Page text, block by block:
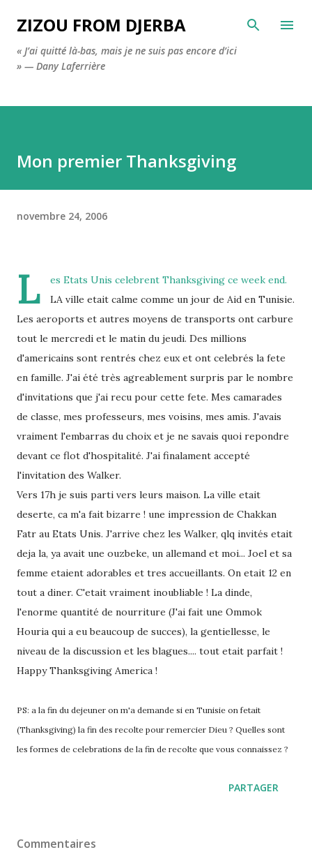
Accéder au contenu principal
ZIZOU FROM DJERBA
« J’ai quitté là-bas, mais je ne suis pas encore d’ici
» — Dany Laferrière
Mon premier Thanksgiving
novembre 24, 2006
L es Etats Unis celebrent Thanksgiving ce week end.
LA ville etait calme comme un jour de Aid en Tunisie.
Les aeroports et autres moyens de transports ont carbure
tout le mercredi et le matin du jeudi. Des millions
d'americains sont rentrés chez eux et ont celebrés la fete
en famille. J'ai été très agreablement surpris par le nombre
d'invitations que j'ai recu pour cette fete. Mes camarades
de classe, mes professeurs, mes voisins, mes amis. J'avais
vraiment l'embarras du choix et je ne savais quoi repondre
devant ce flot d'hospitalité. J'ai finalament accepté
l'invitation des Walker.
Vers 17h je suis parti vers leurs maison. La ville etait
deserte, ca m'a fait bizarre ! une impression de Chakkan
Fatr au Etats Unis. J'arrive chez les Walker, qlq invités etait
deja la, ya avait une ouzbeke, un allemand et moi... Joel et sa
femme etaient adorables et tres accueillants. On etait 12 en
tout a diner. C'etait vraiment inoubliable ! La dinde,
l'enorme quantité de nourriture (J'ai fait une Ommok
Houria qui a eu beaucoup de succes), la gentiellesse, le
niveau de la discussion et les blagues.... tout etait parfait !
Happy Thanksgiving America !
PS: a la fin du dejeuner on m'a demande si en Tunisie on fetait
(Thanksgiving) la fin des recolte pour remercier Dieu ? Quelles sont
les formes de celebrations de la fin de recolte que vous connaissez ?
PARTAGER
Commentaires